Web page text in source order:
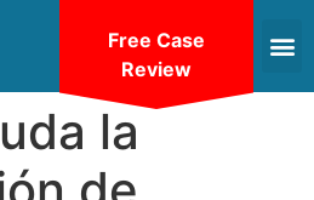
la
Free Case
Review